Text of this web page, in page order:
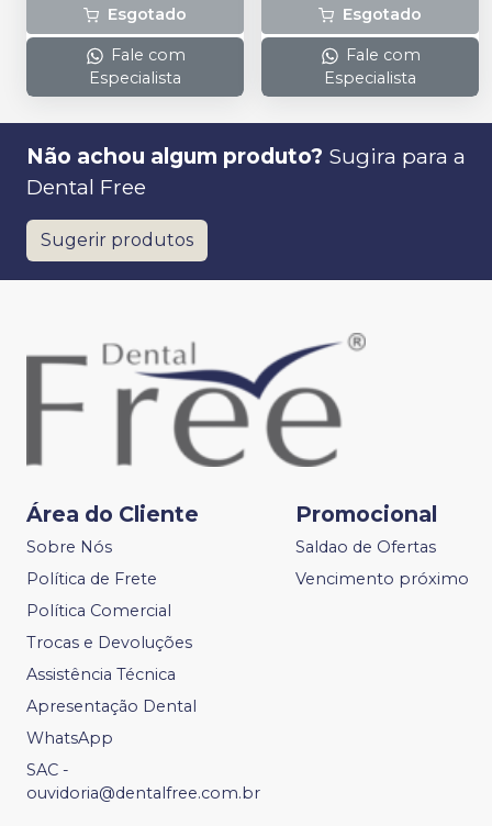
Esgotado
Fale com
Especialista
Esgotado
Fale com
Especialista
Não achou algum produto? Sugira para a
Dental Free
Sugerir produtos
Área do Cliente
Sobre Nós
Política de Frete
Política Comercial
Trocas e Devoluções
Assistência Técnica
Apresentação Dental
WhatsApp
SAC -
ouvidoria@dentalfree.com.br
Promocional
Saldao de Ofertas
Vencimento próximo